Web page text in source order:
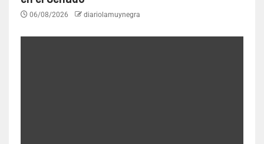
06/08/2026 diariolamuynegra